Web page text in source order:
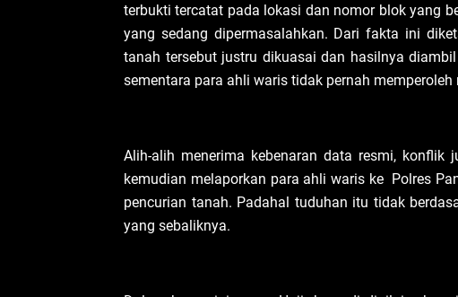
terbukti tercatat pada lokasi dan nomor blok yang
yang sedang dipermasalahkan. Dari fakta ini
tanah tersebut justru dikuasai dan hasilnya
sementara para ahli waris tidak pernah
Alih-alih menerima kebenaran data resmi, konflik
kemudian melaporkan para ahli waris ke Polres
pencurian tanah. Padahal tuduhan itu tidak
yang sebaliknya.